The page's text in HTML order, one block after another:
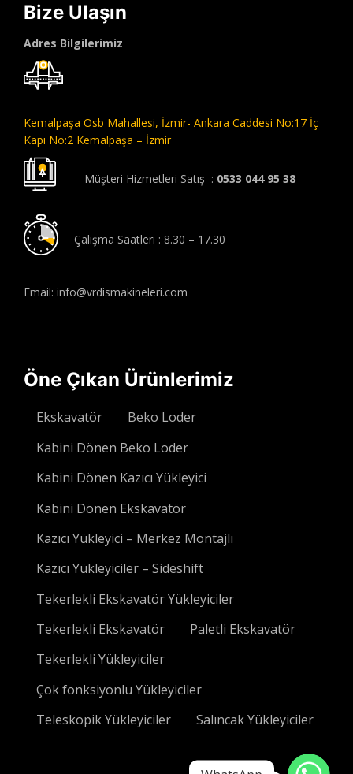
Bize Ulaşın
Adres Bilgilerimiz
Kemalpaşa Osb Mahallesi, İzmir- Ankara Caddesi No:17 İç
Kapı No:2 Kemalpaşa – İzmir
Müşteri Hizmetleri Satış : 0533 044 95 38
Çalışma Saatleri : 8.30 – 17.30
Email: info@vrdismakineleri.com
Öne Çıkan Ürünlerimiz
Ekskavatör
Beko Loder
Kabini Dönen Beko Loder
Kabini Dönen Kazıcı Yükleyici
Kabini Dönen Ekskavatör
Kazıcı Yükleyici – Merkez Montajlı
Kazıcı Yükleyiciler – Sideshift
Tekerlekli Ekskavatör Yükleyiciler
Tekerlekli Ekskavatör
Paletli Ekskavatör
Tekerlekli Yükleyiciler
Çok fonksiyonlu Yükleyiciler
Teleskopik Yükleyiciler
Salıncak Yükleyiciler
WhatsApp